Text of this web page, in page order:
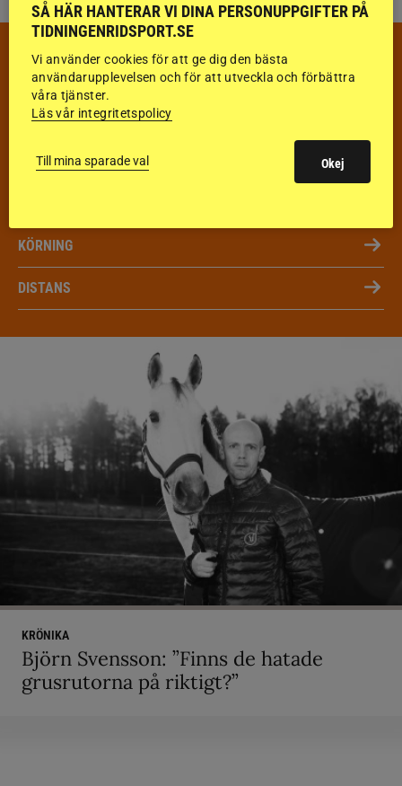
VECKANS TÄVLINGAR & RESULTAT
VECKA 32
HOPPNING
DRESSYR
KÖRNING
DISTANS
KRÖNIKA
Björn Svensson: ”Finns de hatade
grusrutorna på riktigt?”
SÅ HÄR HANTERAR VI DINA PERSONUPPGIFTER PÅ
TIDNINGENRIDSPORT.SE
Vi använder cookies för att ge dig den bästa
användarupplevelsen och för att utveckla och förbättra
våra tjänster.
Läs vår integritetspolicy
Till mina sparade val Okej